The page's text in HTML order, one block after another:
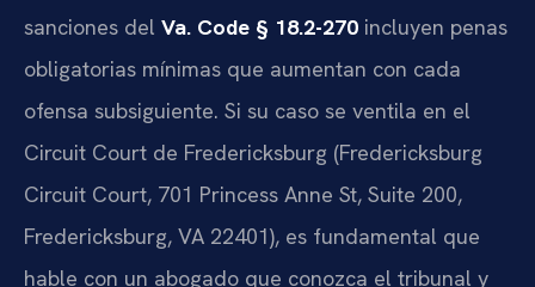
sanciones del Va. Code § 18.2-270 incluyen penas
obligatorias mínimas que aumentan con cada
ofensa subsiguiente. Si su caso se ventila en el
Circuit Court de Fredericksburg (Fredericksburg
Circuit Court, 701 Princess Anne St, Suite 200,
Fredericksburg, VA 22401), es fundamental que
hable con un abogado que conozca el tribunal y